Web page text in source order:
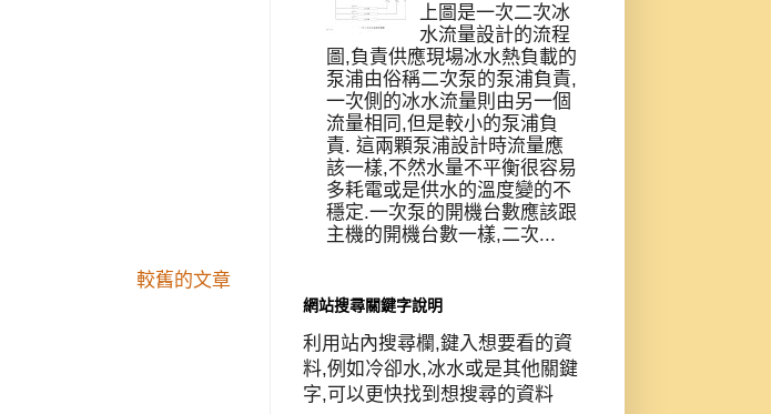
較舊的文章
上圖是一次二次冰
水流量設計的流程
圖,負責供應現場冰水熱負載的
泵浦由俗稱二次泵的泵浦負責,
一次側的冰水流量則由另一個
流量相同,但是較小的泵浦負
責. 這兩顆泵浦設計時流量應
該一樣,不然水量不平衡很容易
多耗電或是供水的溫度變的不
穩定.一次泵的開機台數應該跟
主機的開機台數一樣,二次...
網站搜尋關鍵字說明
利用站內搜尋欄,鍵入想要看的資
料,例如冷卻水,冰水或是其他關鍵
字,可以更快找到想搜尋的資料